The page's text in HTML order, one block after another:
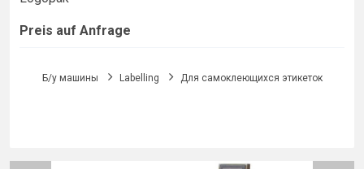
Preis auf Anfrage
Б/у машины Labelling Для самоклеющихся этикеток